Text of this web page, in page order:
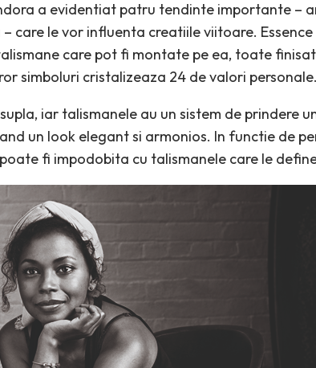
a evidentiat patru tendinte importante –
care le vor influenta creatiile viitoare.
care pot fi montate pe ea, toate
simboluri cristalizeaza 24 de valori personale.
iar talismanele au un sistem de prindere
un look elegant si armonios. In functie de
fi impodobita cu talismanele care le